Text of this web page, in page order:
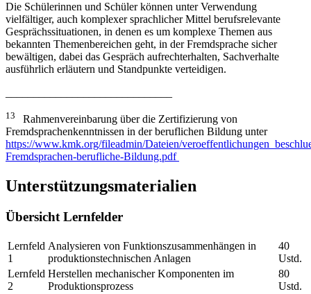
Die Schülerinnen und Schüler können unter Verwendung
vielfältiger, auch komplexer sprachlicher Mittel berufsrelevante
Gesprächssituationen, in denen es um komplexe Themen aus
bekannten Themenbereichen geht, in der Fremdsprache sicher
bewältigen, dabei das Gespräch aufrechterhalten, Sachverhalte
ausführlich erläutern und Standpunkte verteidigen.
13
Rahmenvereinbarung über die Zertifizierung von
Fremdsprachenkenntnissen in der beruflichen Bildung unter
https://www.kmk.org/fileadmin/Dateien/
Fremdsprachen-berufliche-Bildung.pdf
Unterstützungsmaterialien
Übersicht Lernfelder
Lernfeld
1
Analysieren von Funktionszusammenhängen in
produktionstechnischen Anlagen
40
Ustd.
Lernfeld
2
Herstellen mechanischer Komponenten im
Produktionsprozess
80
Ustd.